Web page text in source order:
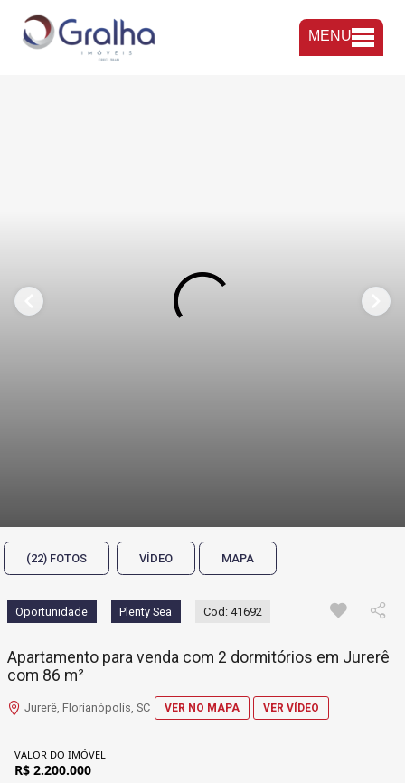
MENU
(22) FOTOS VÍDEO MAPA
Oportunidade Plenty Sea Cod: 41692
Apartamento para venda com 2 dormitórios em Jurerê
com 86 m²
Jurerê, Florianópolis, SC VER NO MAPA VER VÍDEO
VALOR DO IMÓVEL
R$ 2.200.000